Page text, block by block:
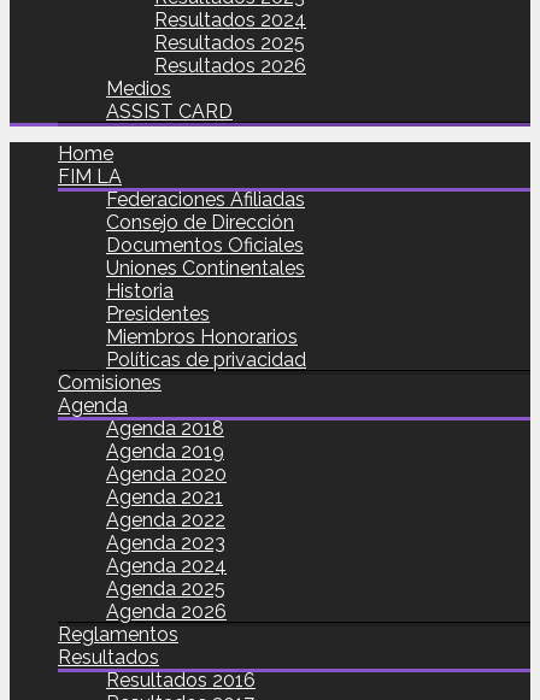
Resultados 2024
Resultados 2025
Resultados 2026
Medios
ASSIST CARD
Home
FIM LA
Federaciones Afiliadas
Consejo de Dirección
Documentos Oficiales
Uniones Continentales
Historia
Presidentes
Miembros Honorarios
Políticas de privacidad
Comisiones
Agenda
Agenda 2018
Agenda 2019
Agenda 2020
Agenda 2021
Agenda 2022
Agenda 2023
Agenda 2024
Agenda 2025
Agenda 2026
Reglamentos
Resultados
Resultados 2016